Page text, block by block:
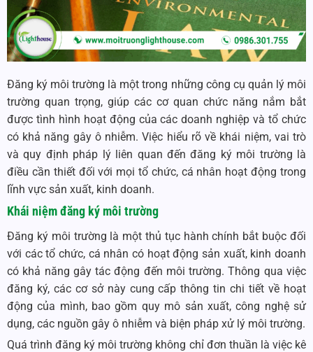
Đăng ký môi trường là một trong những công cụ quản lý môi
trường quan trọng, giúp các cơ quan chức năng nắm bắt
được tình hình hoạt động của các doanh nghiệp và tổ chức
có khả năng gây ô nhiễm. Việc hiểu rõ về khái niệm, vai trò
và quy định pháp lý liên quan đến đăng ký môi trường là
điều cần thiết đối với mọi tổ chức, cá nhân hoạt động trong
lĩnh vực sản xuất, kinh doanh.
Khái niệm đăng ký môi trường
Đăng ký môi trường là một thủ tục hành chính bắt buộc đối
với các tổ chức, cá nhân có hoạt động sản xuất, kinh doanh
có khả năng gây tác động đến môi trường. Thông qua việc
đăng ký, các cơ sở này cung cấp thông tin chi tiết về hoạt
động của mình, bao gồm quy mô sản xuất, công nghệ sử
dụng, các nguồn gây ô nhiễm và biện pháp xử lý môi trường.
Quá trình đăng ký môi trường không chỉ đơn thuần là việc kê